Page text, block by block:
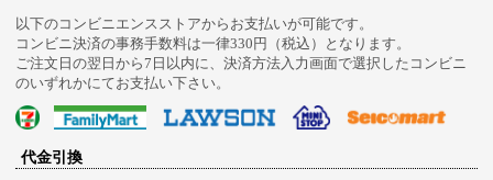
以下のコンビニエンスストアからお支払いが可能です。
コンビニ決済の事務手数料は一律330円（税込）となります。
ご注文日の翌日から7日以内に、決済方法入力画面で選択したコンビニ
のいずれかにてお支払い下さい。
代金引換